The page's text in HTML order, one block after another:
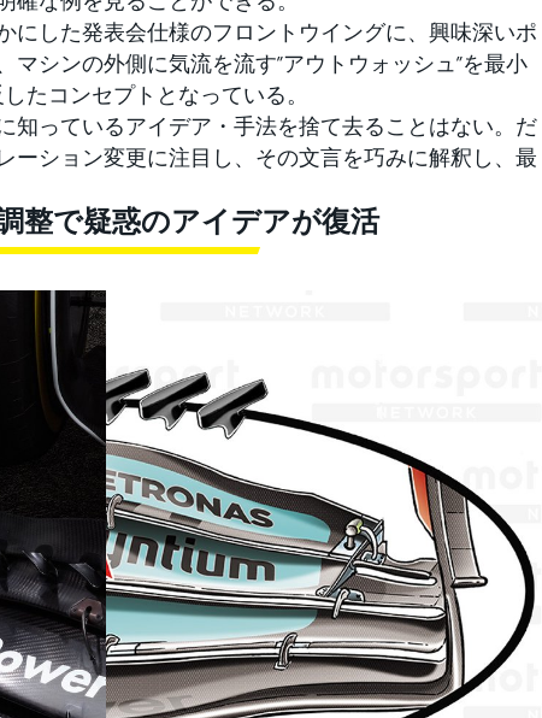
した発表会仕様のフロントウイングに、興味深いポ
マシンの外側に気流を流す”アウトウォッシュ”を最小
たコンセプトとなっている。
っているアイデア・手法を捨て去ることはない。だ
ーション変更に注目し、その文言を巧みに解釈し、最
整で疑惑のアイデアが復活